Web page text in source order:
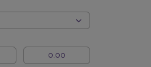
MIJN